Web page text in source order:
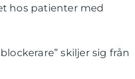
hos patienter med
skiljer sig från